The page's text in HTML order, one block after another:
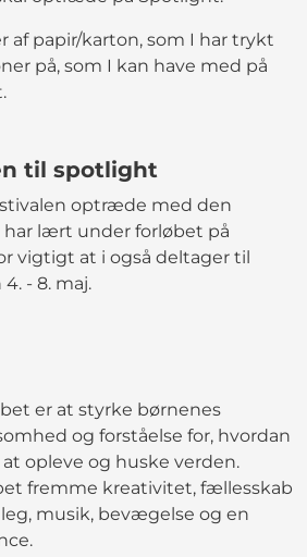
af papir/karton, som I har trykt
på, som I kan have med på
til spotlight
optræde med den
lært under forløbet på
vigtigt at i også deltager til
- 8. maj.
er at styrke børnenes
og forståelse for, hvordan
opleve og huske verden.
fremme kreativitet, fællesskab
musik, bevægelse og en